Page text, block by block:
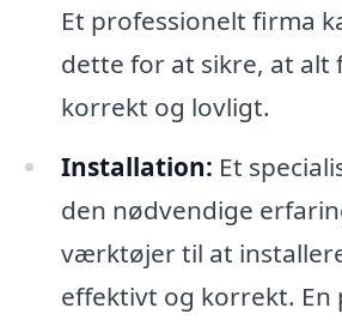
Et professionelt firma
dette for at sikre, at alt
korrekt og lovligt.
Installation: Et
den nødvendige
værktøjer til at
effektivt og korrekt. En